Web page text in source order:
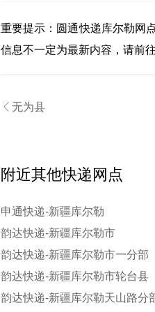
重要提示： 圆通快递库尔勒网
信息不一定为最新内容，请前往
 无为县
附近其他快递网点
申通快递-新疆库尔勒
韵达快递-新疆库尔勒市
韵达快递-新疆库尔勒市一分部
韵达快递-新疆库尔勒市轮台县
韵达快递-新疆库尔勒天山路分